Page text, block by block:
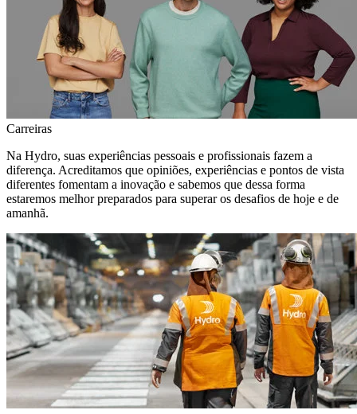
Carreiras
Na Hydro, suas experiências pessoais e profissionais fazem a
diferença. Acreditamos que opiniões, experiências e pontos de vista
diferentes fomentam a inovação e sabemos que dessa forma
estaremos melhor preparados para superar os desafios de hoje e de
amanhã.